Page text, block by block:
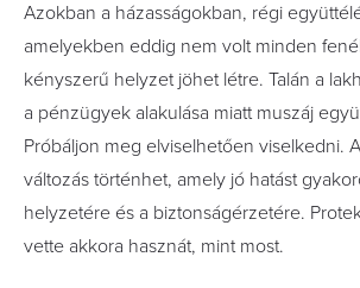
Azokban a házasságokban, régi
amelyekben eddig nem volt minden
kényszerű helyzet jöhet létre. Talán a
a pénzügyek alakulása miatt muszáj
Próbáljon meg elviselhetően viselkedni.
változás történhet, amely jó hatást
helyzetére és a biztonságérzetére.
vette akkora hasznát, mint most.